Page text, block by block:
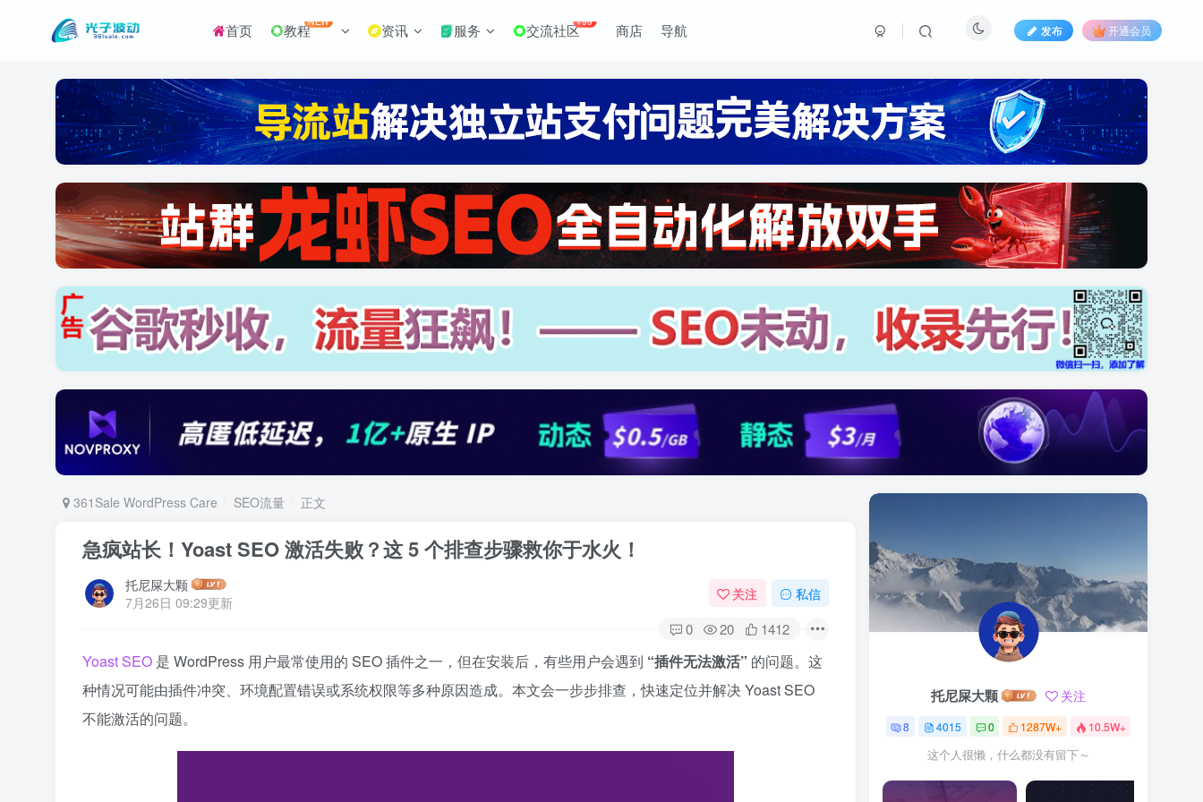
首页 教程NEW 资讯 服务 交流社区+99 商店 导航 发布 开通会员
361Sale WordPress Care SEO流量 正文
急疯站长！Yoast SEO 激活失败？这 5 个排查步骤救你于水火！
托尼屎大颗
7月26日 09:29更新
关注 私信
0 20 1412
Yoast SEO 是 WordPress 用户最常使用的 SEO 插件之一，但在安装后，有些用户会遇到 “插件无法激活” 的问题。这
种情况可能由插件冲突、环境配置错误或系统权限等多种原因造成。本文会一步步排查，快速定位并解决 Yoast SEO
不能激活的问题。
托尼屎大颗 关注
8 4015 0 1287W+ 10.5W+
这个人很懒，什么都没有留下～